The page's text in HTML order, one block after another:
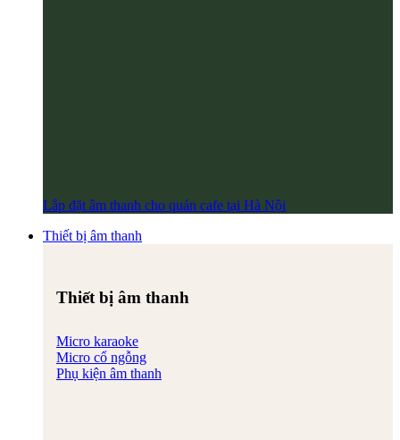
Lắp đặt âm thanh cho quán cafe tại Hà Nội
Thiết bị âm thanh
Thiết bị âm thanh
Micro karaoke
Micro cổ ngỗng
Phụ kiện âm thanh